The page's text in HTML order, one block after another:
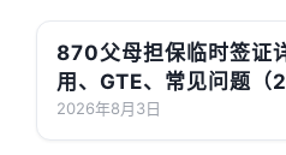
870父母担保临时签证
用、GTE、常见问题（
2026年8月3日